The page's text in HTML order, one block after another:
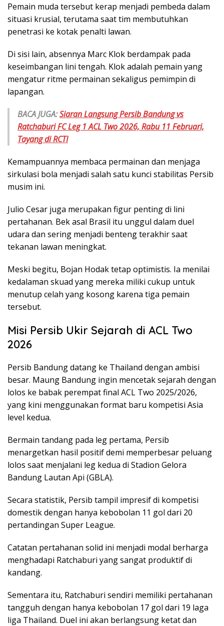
Pemain muda tersebut kerap menjadi pembeda dalam
situasi krusial, terutama saat tim membutuhkan
penetrasi ke kotak penalti lawan.
Di sisi lain, absennya Marc Klok berdampak pada
keseimbangan lini tengah. Klok adalah pemain yang
mengatur ritme permainan sekaligus pemimpin di
lapangan.
BACA JUGA:Siaran Langsung Persib Bandung vs
Ratchaburi FC Leg 1 ACL Two 2026, Rabu 11 Februari,
Tayang di RCTI
Kemampuannya membaca permainan dan menjaga
sirkulasi bola menjadi salah satu kunci stabilitas Persib
musim ini.
Julio Cesar juga merupakan figur penting di lini
pertahanan. Bek asal Brasil itu unggul dalam duel
udara dan sering menjadi benteng terakhir saat
tekanan lawan meningkat.
Meski begitu, Bojan Hodak tetap optimistis. Ia menilai
kedalaman skuad yang mereka miliki cukup untuk
menutup celah yang kosong karena tiga pemain
tersebut.
Misi Persib Ukir Sejarah di ACL Two
2026
Persib Bandung datang ke Thailand dengan ambisi
besar. Maung Bandung ingin mencetak sejarah dengan
lolos ke babak perempat final ACL Two 2025/2026,
yang kini menggunakan format baru kompetisi Asia
level kedua.
Bermain tandang pada leg pertama, Persib
menargetkan hasil positif demi memperbesar peluang
lolos saat menjalani leg kedua di Stadion Gelora
Bandung Lautan Api (GBLA).
Secara statistik, Persib tampil impresif di kompetisi
domestik dengan hanya kebobolan 11 gol dari 20
pertandingan Super League.
Catatan pertahanan solid ini menjadi modal berharga
menghadapi Ratchaburi yang sangat produktif di
kandang.
Sementara itu, Ratchaburi sendiri memiliki pertahanan
tangguh dengan hanya kebobolan 17 gol dari 19 laga
liga Thailand. Duel ini akan berlangsung ketat dan